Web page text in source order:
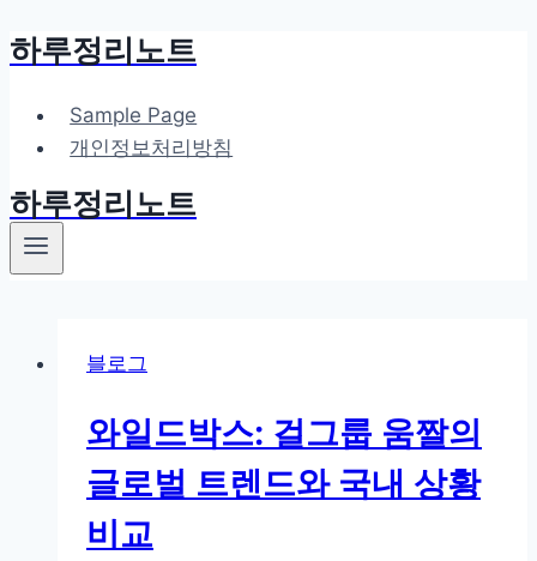
Skip
content
하루정리노트
Sample Page
개인정보처리방침
하루정리노트
블로그
와일드박스: 걸그룹 움짤의
글로벌 트렌드와 국내 상황
비교